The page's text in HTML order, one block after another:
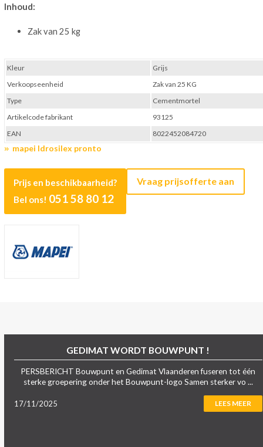
Inhoud:
Zak van 25 kg
mapei Idrosilex pronto
Prijs en beschikbaarheid?
Bel ons! 051 58 80 12
Vraag prijsofferte aan
Kleur
Grijs
Verkoopseenheid
Zak van 25 KG
Type
Cementmortel
Artikelcode fabrikant
93125
EAN
8022452084720
GEDIMAT WORDT BOUWPUNT !
PERSBERICHT Bouwpunt en Gedimat Vlaanderen fuseren tot één
sterke groepering onder het Bouwpunt-logo Samen sterker vo ...
17/11/2025 LEES MEER